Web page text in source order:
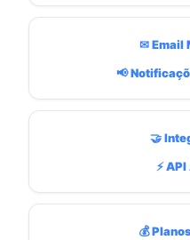
✉ Email
📢
🤝
⚡
💰